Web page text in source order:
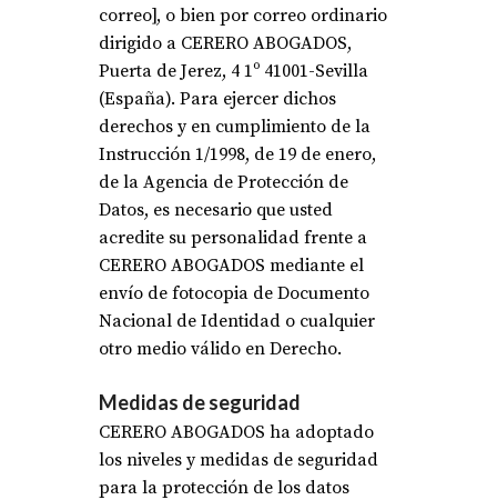
correo], o bien por correo ordinario
dirigido a CERERO ABOGADOS,
Puerta de Jerez, 4 1º 41001-Sevilla
(España). Para ejercer dichos
derechos y en cumplimiento de la
Instrucción 1/1998, de 19 de enero,
de la Agencia de Protección de
Datos, es necesario que usted
acredite su personalidad frente a
CERERO ABOGADOS mediante el
envío de fotocopia de Documento
Nacional de Identidad o cualquier
otro medio válido en Derecho.
Medidas de seguridad
CERERO ABOGADOS ha adoptado
los niveles y medidas de seguridad
para la protección de los datos